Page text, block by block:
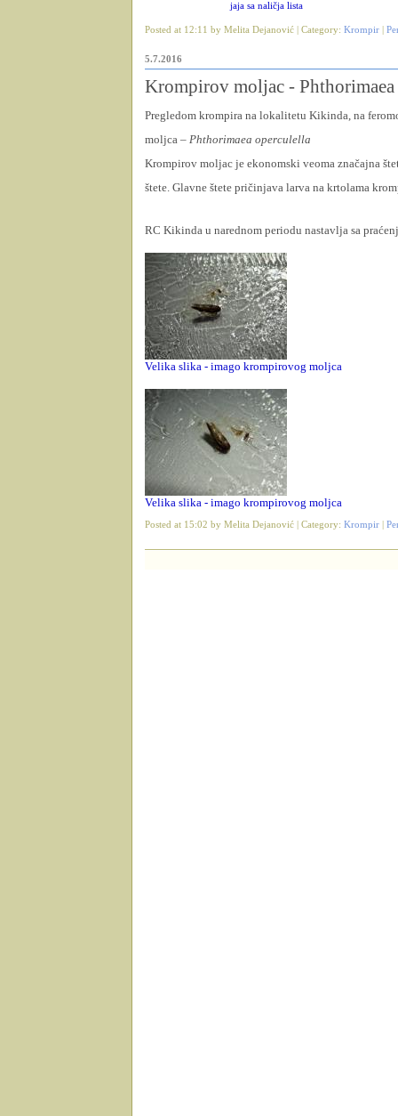
jaja sa naličja lista
Posted at 12:11 by Melita Dejanović | Category: Krompir
5.7.2016
Krompirov moljac -
Pregledom krompira na lokalitetu Kikinda, na
moljca – Phthorimaea operculella
Krompirov moljac je ekonomski veoma značajna
štete. Glavne štete pričinjava larva na krtolama
RC Kikinda u narednom periodu nastavlja sa
Velika slika - imago krompirovog moljca
Velika slika - imago krompirovog moljca
Posted at 15:02 by Melita Dejanović | Category: Krompir